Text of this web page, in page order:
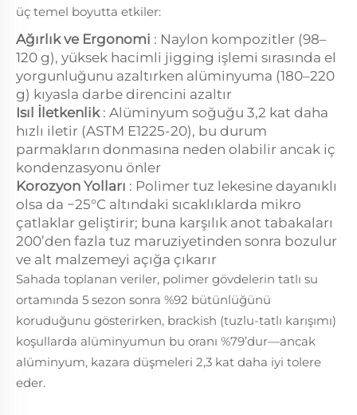
üç temel boyutta etkiler:
Ağırlık ve Ergonomi : Naylon kompozitler (98–
120 g), yüksek hacimli jigging işlemi sırasında el
yorgunluğunu azaltırken alüminyuma (180–220
g) kıyasla darbe direncini azaltır
Isıl İletkenlik : Alüminyum soğuğu 3,2 kat daha
hızlı iletir (ASTM E1225-20), bu durum
parmakların donmasına neden olabilir ancak iç
kondenzasyonu önler
Korozyon Yolları : Polimer tuz lekesine dayanıklı
olsa da −25°C altındaki sıcaklıklarda mikro
çatlaklar geliştirir; buna karşılık anot tabakaları
200’den fazla tuz maruziyetinden sonra bozulur
ve alt malzemeyi açığa çıkarır
Sahada toplanan veriler, polimer gövdelerin tatlı su
ortamında 5 sezon sonra %92 bütünlüğünü
koruduğunu gösterirken, brackish (tuzlu-tatlı karışımı)
koşullarda alüminyumun bu oranı %79’dur—ancak
alüminyum, kazara düşmeleri 2,3 kat daha iyi tolere
eder.